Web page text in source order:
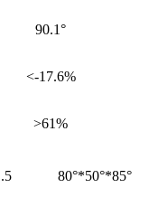
90.1°
<-17.6%
>61%
80°*50°*85°